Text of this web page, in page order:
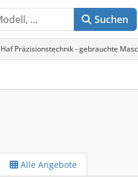
Suchen
Haf Präzisionstechnik - gebrauchte
Alle Angebote